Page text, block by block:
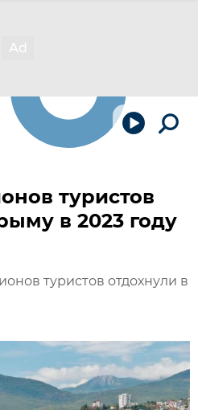
туристов
в 2023 году
туристов отдохнули в